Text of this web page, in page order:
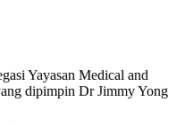
Yayasan Medical and
dipimpin Dr Jimmy Yong